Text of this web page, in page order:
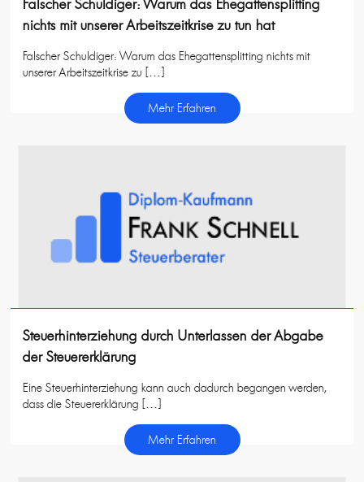
Falscher Schuldiger: Warum das Ehegattensplitting
nichts mit unserer Arbeitszeitkrise zu tun hat
Falscher Schuldiger: Warum das Ehegattensplitting nichts mit
unserer Arbeitszeitkrise zu […]
Mehr Erfahren
Steuerhinterziehung durch Unterlassen der Abgabe
der Steuererklärung
Eine Steuerhinterziehung kann auch dadurch begangen werden,
dass die Steuererklärung […]
Mehr Erfahren